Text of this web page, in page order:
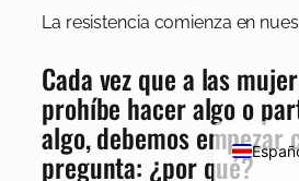
La resistencia comienza en
Cada vez que a las
prohíbe hacer algo o
algo, debemos empezar
pregunta: ¿por qué?